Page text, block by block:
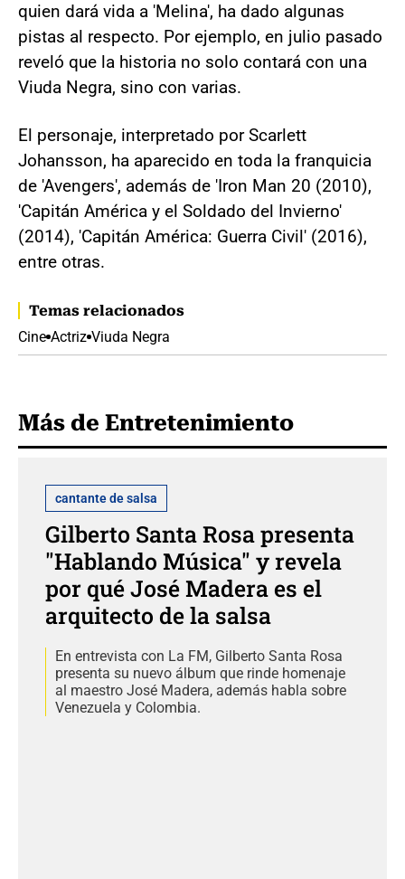
quien dará vida a 'Melina', ha dado algunas
pistas al respecto. Por ejemplo, en julio pasado
reveló que la historia no solo contará con una
Viuda Negra, sino con varias.
El personaje, interpretado por Scarlett
Johansson, ha aparecido en toda la franquicia
de 'Avengers', además de 'Iron Man 20 (2010),
'Capitán América y el Soldado del Invierno'
(2014), 'Capitán América: Guerra Civil' (2016),
entre otras.
Temas relacionados
Cine Actriz Viuda Negra
Más de Entretenimiento
cantante de salsa
Gilberto Santa Rosa presenta
"Hablando Música" y revela
por qué José Madera es el
arquitecto de la salsa
En entrevista con La FM, Gilberto Santa Rosa
presenta su nuevo álbum que rinde homenaje
al maestro José Madera, además habla sobre
Venezuela y Colombia.